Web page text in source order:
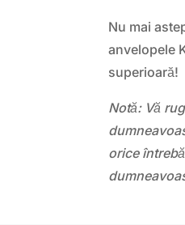
Nu mai
anvelopele
superioară!
Notă: Vă
orice